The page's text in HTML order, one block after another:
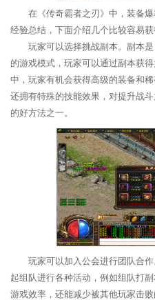
在《传奇霸者之刃》中，装备
经验总结，下面介绍几个比较容易获
玩家可以选择挑战副本。副本
的游戏模式，玩家可以通过副本获
中，玩家有机会获得高级的装备和
还拥有特殊的技能效果，对提升战
的好方法之一。
玩家可以加入公会进行团队合
起组队进行各种活动，例如组队打
游戏效率，还能减少被其他玩家击